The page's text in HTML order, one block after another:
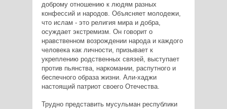
доброму отношению к людям разных
конфессий и народов. Объясняет молодежи,
что ислам - это религия мира и добра,
осуждает экстремизм. Он говорит о
нравственном возрождении народа и каждого
человека как личности, призывает к
укреплению родственных связей, выступает
против пьянства, наркомании, распутного и
беспечного образа жизни. Али-хаджи
настоящий патриот своего Отечества.
Трудно представить мусульман республики